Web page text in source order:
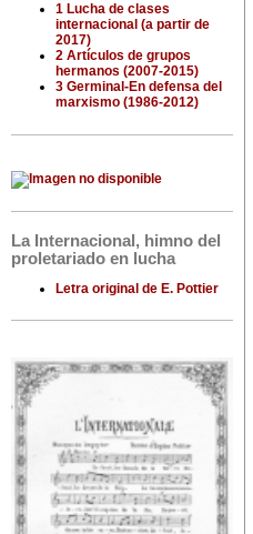
1 Lucha de clases
internacional (a partir de
2017)
2 Artículos de grupos
hermanos (2007-2015)
3 Germinal-En defensa del
marxismo (1986-2012)
La Internacional, himno del
proletariado en lucha
Letra original de E. Pottier